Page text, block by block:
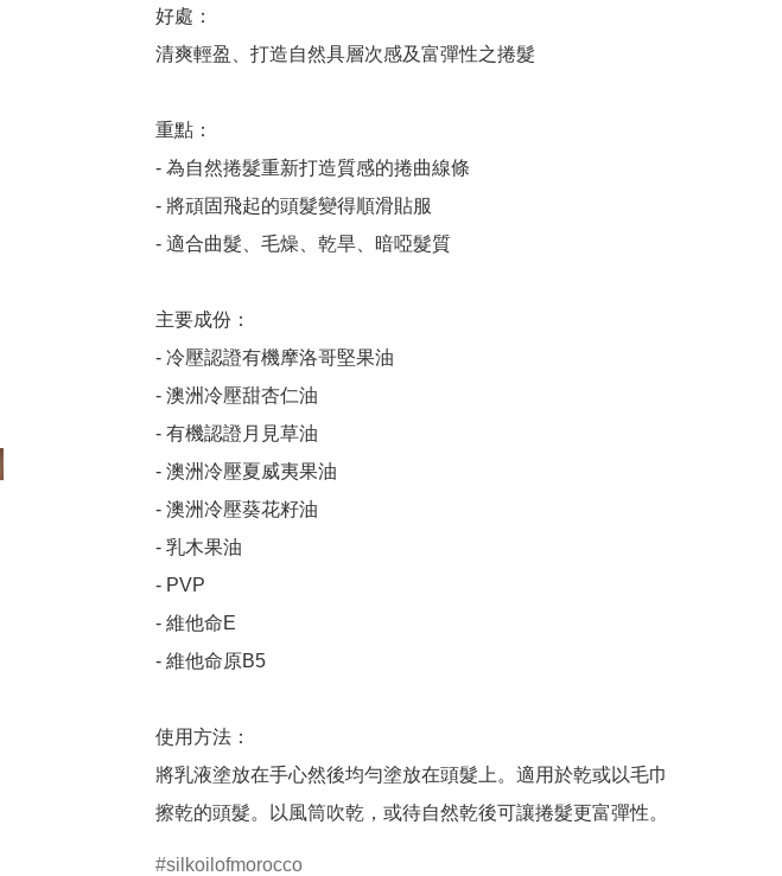
好處：
清爽輕盈、打造自然具層次感及富彈性之捲髮
重點：
- 為自然捲髮重新打造質感的捲曲線條
- 將頑固飛起的頭髮變得順滑貼服
- 適合曲髮、毛燥、乾旱、暗啞髮質
主要成份：
- 冷壓認證有機摩洛哥堅果油
- 澳洲冷壓甜杏仁油
- 有機認證月見草油
- 澳洲冷壓夏威夷果油
- 澳洲冷壓葵花籽油
- 乳木果油
- PVP
- 維他命E
- 維他命原B5
使用方法：
將乳液塗放在手心然後均勻塗放在頭髮上。適用於乾或以毛巾
擦乾的頭髮。以風筒吹乾，或待自然乾後可讓捲髮更富彈性。
silkoilofmorocco